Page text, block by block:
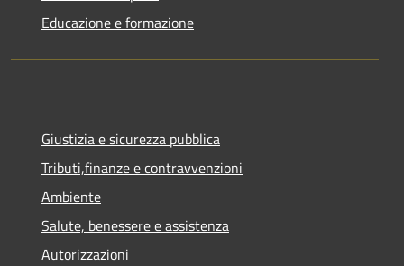
Educazione e formazione
Giustizia e sicurezza pubblica
Tributi,finanze e contravvenzioni
Ambiente
Salute, benessere e assistenza
Autorizzazioni